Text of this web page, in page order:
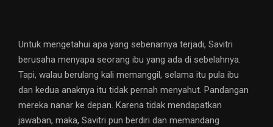
Untuk mengetahui apa yang sebenarnya terjadi, Savitri
berusaha menyapa seorang ibu yang ada di sebelahnya.
Tapi, walau berulang kali memanggil, selama itu pula ibu
dan kedua anaknya itu tidak pernah menyahut. Pandangan
mereka nanar ke depan. Karena tidak mendapatkan
jawaban, maka, Savitri pun berdiri dan memandang